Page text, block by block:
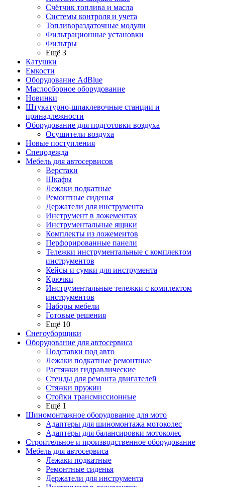
Счётчик топлива и масла
Системы контроля и учета
Топливораздаточные модули
Фильтрационные установки
Фильтры
Ещё 3
Катушки
Емкости
Оборудование AdBlue
Маслосборное оборудование
Новинки
Штукатурно-шпаклевочные станции и
принадлежности
Оборудование для подготовки воздуха
Осушители воздуха
Новые поступления
Спецодежда
Мебель для автосервисов
Верстаки
Шкафы
Лежаки подкатные
Ремонтные сиденья
Держатели для инструмента
Инструмент в ложементах
Инструментальные ящики
Комплекты из ложементов
Перфорированные панели
Тележки инструментальные с комплектом
инструментов
Кейсы и сумки для инструмента
Крючки
Инструментальные тележки с комплектом
инструментов
Наборы мебели
Готовые решения
Ещё 10
Снегоуборщики
Оборудование для автосервиса
Подставки под авто
Лежаки подкатные ремонтные
Растяжки гидравлические
Стенды для ремонта двигателей
Стяжки пружин
Стойки трансмиссионные
Ещё 1
Шиномонтажное оборудование для мото
Адаптеры для шиномонтажа мотоколес
Адаптеры для балансировки мотоколес
Строительное и производственное оборудование
Мебель для автосервиса
Лежаки подкатные
Ремонтные сиденья
Держатели для инструмента